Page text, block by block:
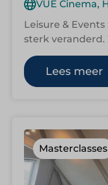
VUE Cinema,
Leisure &
sterk veranderd.
creatief
om… Lees meer
Masterclasses